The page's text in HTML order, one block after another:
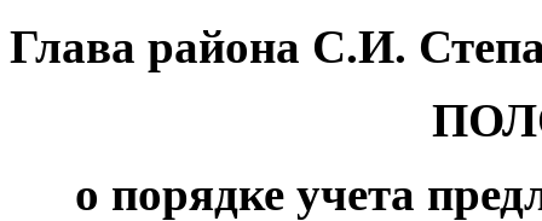
Глава района С.И.
о порядке учета